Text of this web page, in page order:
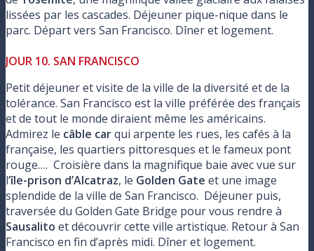
lissées par les cascades. Déjeuner pique-nique dans le
parc. Départ vers San Francisco. Dîner et logement.
JOUR 10. SAN FRANCISCO
Petit déjeuner et visite de la ville de la diversité et de la
tolérance. San Francisco est la ville préférée des français
et de tout le monde diraient même les américains.
Admirez le câble carqui arpente les rues, les cafés à la
française, les quartiers pittoresques et le fameux pont
rouge…. Croisière dans la magnifique baie avec vue sur
l’île-prison d’Alcatraz, le Golden Gate et une image
splendide de la ville de San Francisco. Déjeuner puis,
traversée du Golden Gate Bridge pour vous rendre à
Sausalito et découvrir cette ville artistique. Retour à San
Francisco en fin d’après midi. Dîner et logement.